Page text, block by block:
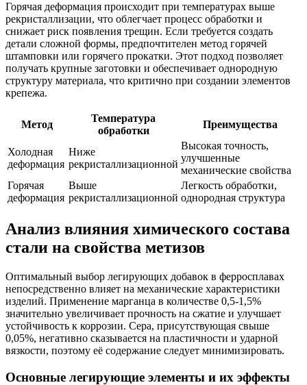
Горячая деформация происходит при температурах выше
рекристаллизации, что облегчает процесс обработки и
снижает риск появления трещин. Если требуется создать
детали сложной формы, предпочтителен метод горячей
штамповки или горячего прокатки. Этот подход позволяет
получать крупные заготовки и обеспечивает однородную
структуру материала, что критично при создании элементов
крепежа.
Метод
Температура
обработки
Преимущества
Холодная
деформация
Ниже
рекристаллизационной
Высокая точность,
улучшенные
механические свойства
Горячая
деформация
Выше
рекристаллизационной
Легкость обработки,
однородная структура
Анализ влияния химического состава
стали на свойства метизов
Оптимальный выбор легирующих добавок в ферросплавах
непосредственно влияет на механические характеристики
изделий. Применение марганца в количестве 0,5-1,5%
значительно увеличивает прочность на сжатие и улучшает
устойчивость к коррозии. Сера, присутствующая свыше
0,05%, негативно сказывается на пластичности и ударной
вязкости, поэтому её содержание следует минимизировать.
Основные легирующие элементы и их эффекты